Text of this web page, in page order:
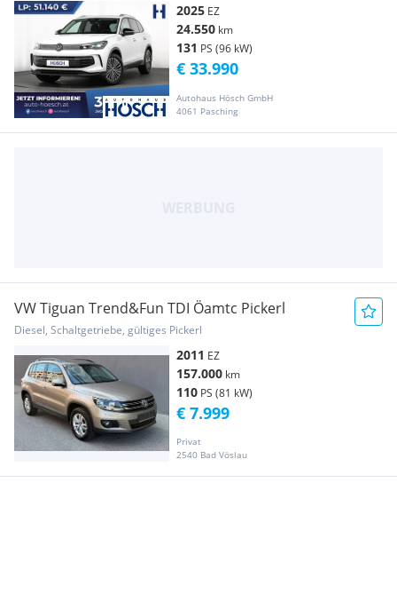
2025 EZ
24.550 km
131 PS (96 kW)
Autohaus Hösch GmbH
4061 Pasching
€ 33.990
VW Tiguan Trend&Fun TDI Öamtc Pickerl
Diesel, Schaltgetriebe, gültiges Pickerl
2011 EZ
157.000 km
110 PS (81 kW)
Privat
2540 Bad Vöslau
€ 7.999